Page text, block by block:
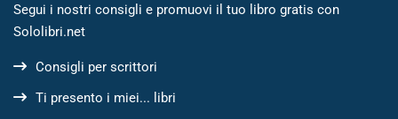
Segui i nostri consigli e promuovi il tuo libro gratis con
Sololibri.net
Consigli per scrittori
Ti presento i miei... libri